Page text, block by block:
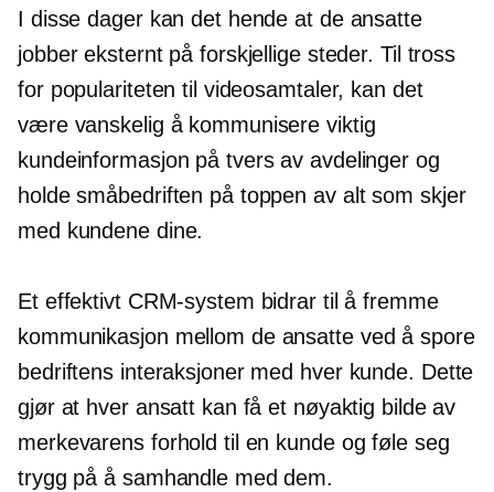
I disse dager kan det hende at de ansatte
jobber eksternt på forskjellige steder. Til tross
for populariteten til videosamtaler, kan det
være vanskelig å kommunisere viktig
kundeinformasjon på tvers av avdelinger og
holde småbedriften på toppen av alt som skjer
med kundene dine.
Et effektivt CRM-system bidrar til å fremme
kommunikasjon mellom de ansatte ved å spore
bedriftens interaksjoner med hver kunde. Dette
gjør at hver ansatt kan få et nøyaktig bilde av
merkevarens forhold til en kunde og føle seg
trygg på å samhandle med dem.